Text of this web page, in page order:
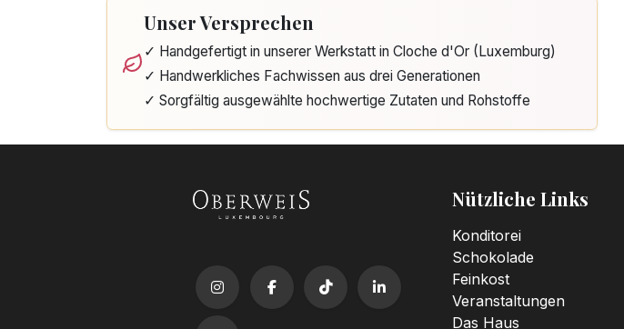
Unser Versprechen
✓ Handgefertigt in unserer Werkstatt in Cloche d'Or (Luxemburg)
✓ Handwerkliches Fachwissen aus drei Generationen
✓ Sorgfältig ausgewählte hochwertige Zutaten und Rohstoffe
Nützliche Links
Konditorei
Schokolade
Feinkost
Veranstaltungen
Das Haus